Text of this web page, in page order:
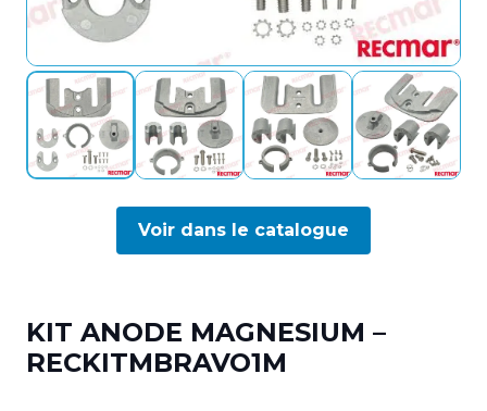
Voir dans le catalogue
KIT ANODE MAGNESIUM –
RECKITMBRAVO1M